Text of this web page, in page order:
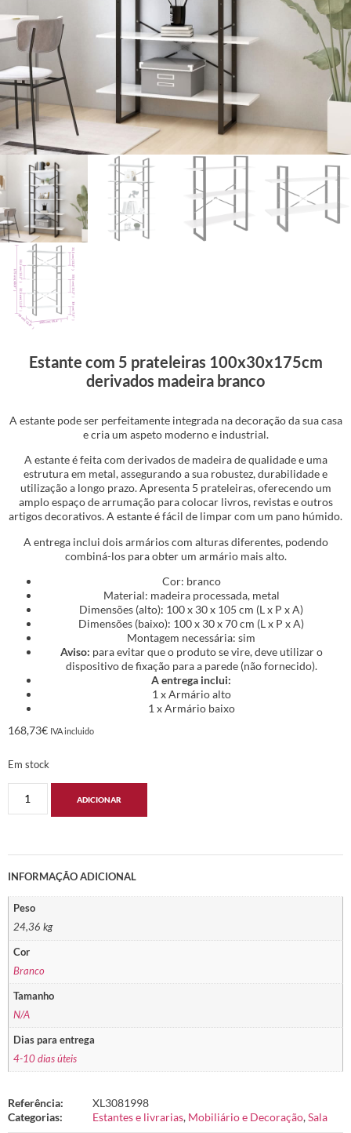
Estante com 5 prateleiras 100x30x175cm
derivados madeira branco
A estante pode ser perfeitamente integrada na decoração da sua casa
e cria um aspeto moderno e industrial.
A estante é feita com derivados de madeira de qualidade e uma
estrutura em metal, assegurando a sua robustez, durabilidade e
utilização a longo prazo. Apresenta 5 prateleiras, oferecendo um
amplo espaço de arrumação para colocar livros, revistas e outros
artigos decorativos. A estante é fácil de limpar com um pano húmido.
A entrega inclui dois armários com alturas diferentes, podendo
combiná-los para obter um armário mais alto.
Cor: branco
Material: madeira processada, metal
Dimensões (alto): 100 x 30 x 105 cm (L x P x A)
Dimensões (baixo): 100 x 30 x 70 cm (L x P x A)
Montagem necessária: sim
Aviso: para evitar que o produto se vire, deve utilizar o
dispositivo de fixação para a parede (não fornecido).
A entrega inclui:
1 x Armário alto
1 x Armário baixo
168,73€ IVA incluido
Em stock
ADICIONAR
INFORMAÇÃO ADICIONAL
Peso
24,36 kg
Cor
Branco
Tamanho
N/A
Dias para entrega
4-10 dias úteis
Referência:
XL3081998
Categorias:
Estantes e livrarias, Mobiliário e Decoração,Sala